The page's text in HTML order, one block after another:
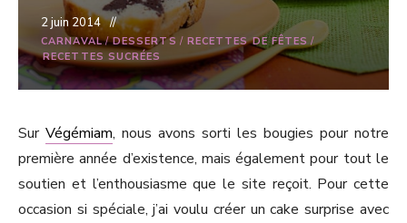
2 juin 2014
CARNAVAL/DESSERTS / RECETTES DE FÊTES /
RECETTES SUCRÉES
Sur Végémiam, nous avons sorti les bougies pour notre
première année d’existence, mais également pour tout le
soutien et l’enthousiasme que le site reçoit. Pour cette
occasion si spéciale, j’ai voulu créer un cake surprise avec